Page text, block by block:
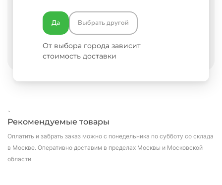
- не требует много пространства для хранения;
- доступная цена.
`
Рекомендуемые товары
Оплатить и забрать заказ можно с понедельника по субботу со склада
в Москве. Оперативно доставим в пределах Москвы и Московской
области
Да Выбрать другой
От выбора города зависит
стоимость доставки